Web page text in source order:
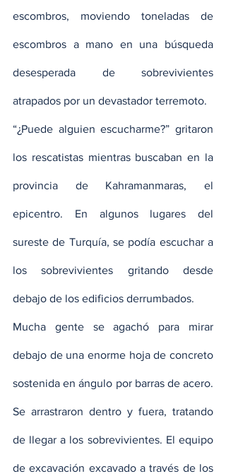
escombros, moviendo toneladas de
escombros a mano en una búsqueda
desesperada de sobrevivientes
atrapados por un devastador terremoto.
“¿Puede alguien escucharme?” gritaron
los rescatistas mientras buscaban en la
provincia de Kahramanmaras, el
epicentro. En algunos lugares del
sureste de Turquía, se podía escuchar a
los sobrevivientes gritando desde
debajo de los edificios derrumbados.
Mucha gente se agachó para mirar
debajo de una enorme hoja de concreto
sostenida en ángulo por barras de acero.
Se arrastraron dentro y fuera, tratando
de llegar a los sobrevivientes. El equipo
de excavación excavado a través de los